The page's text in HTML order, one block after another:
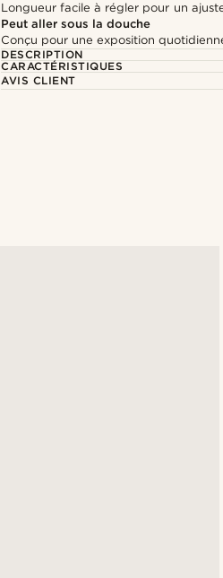
Longueur facile à régler pour un
Peut aller sous la douche
Conçu pour une exposition
DESCRIPTION
CARACTÉRISTIQUES
AVIS CLIENT